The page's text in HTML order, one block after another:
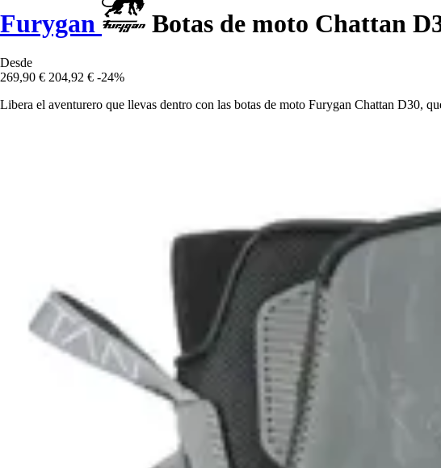
Furygan Botas de moto Chattan
Desde
269,90 € 204,92 € -24%
Libera el aventurero que llevas dentro con las botas de moto Furygan Chattan D30,